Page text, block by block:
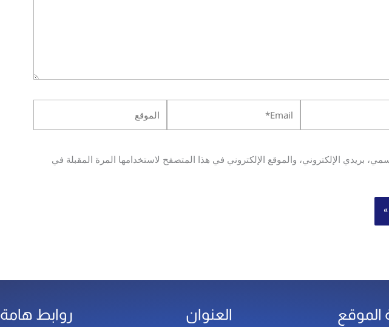
بريدي الإلكتروني، والموقع الإلكتروني في هذا المتصفح لاستخدامها المرة المقبلة في
الموقع العنوان روابط هامة